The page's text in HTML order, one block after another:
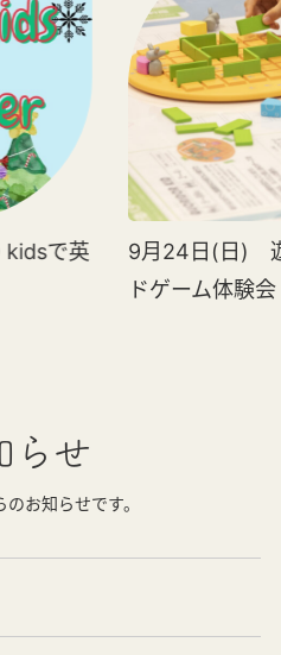
で英
9月24日(日)
ドゲーム体験会
らせ
お知らせです。